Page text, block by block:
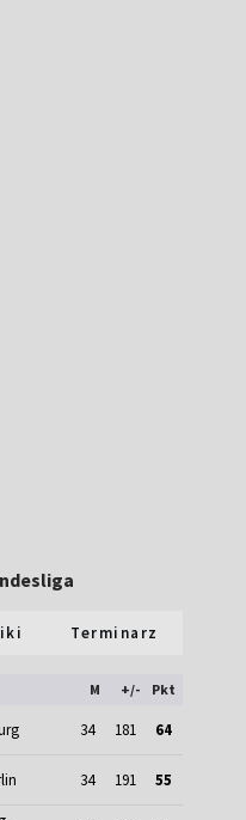
Terminarz
M +/- Pkt
34 181 64
34 191 55